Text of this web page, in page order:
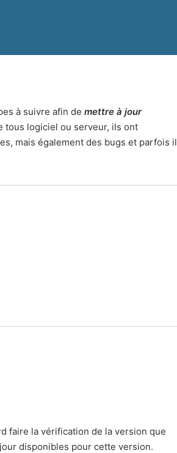
à suivre afin de mettre à jour
tous logiciel ou serveur, ils ont
mais également des bugs et parfois il
faire la vérification de la version que
disponibles pour cette version.